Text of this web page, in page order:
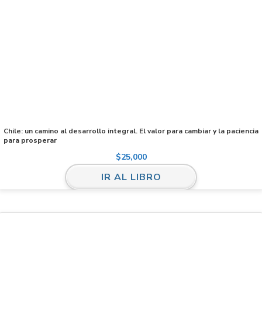
Chile: un camino al desarrollo integral. El valor para cambiar y la paciencia
para prosperar
$25,000
IR AL LIBRO